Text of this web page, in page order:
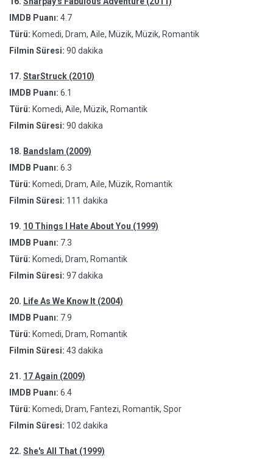
IMDB Puanı: 4.7
Türü: Komedi, Dram, Aile, Müzik, Müzik, Romantik
Filmin Süresi: 90 dakika
17. StarStruck (2010)
IMDB Puanı: 6.1
Türü: Komedi, Aile, Müzik, Romantik
Filmin Süresi: 90 dakika
18. Bandslam (2009)
IMDB Puanı: 6.3
Türü: Komedi, Dram, Aile, Müzik, Romantik
Filmin Süresi: 111 dakika
19. 10 Things I Hate About You (1999)
IMDB Puanı: 7.3
Türü: Komedi, Dram, Romantik
Filmin Süresi: 97 dakika
20. Life As We Know It (2004)
IMDB Puanı: 7.9
Türü: Komedi, Dram, Romantik
Filmin Süresi: 43 dakika
21. 17 Again (2009)
IMDB Puanı: 6.4
Türü: Komedi, Dram, Fantezi, Romantik, Spor
Filmin Süresi: 102 dakika
22. She's All That (1999)